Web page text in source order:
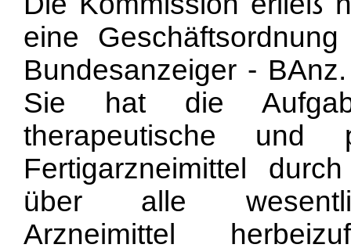
eine
Bundesanzeiger -
Sie hat die
therapeutische und
Fertigarzneimittel
über alle
Arzneimittel